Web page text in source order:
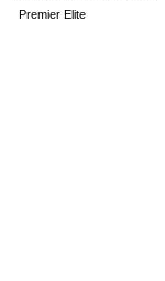
Premier Elite